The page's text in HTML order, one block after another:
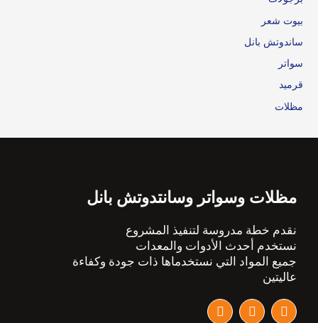
بيوت شعر
ساندوتش بانل
سواتر
قرميد
مظلات
مظلات وسواتر وسانتدوتش بانل
نقدم خطة مدروسة لتنفيذ المشروع
نستخدم أحدث الأدوات والمعدات
جميع المواد التي نستخدماها ذات جودة وكفاءة
عاليتين
F
a
T
w
I
n